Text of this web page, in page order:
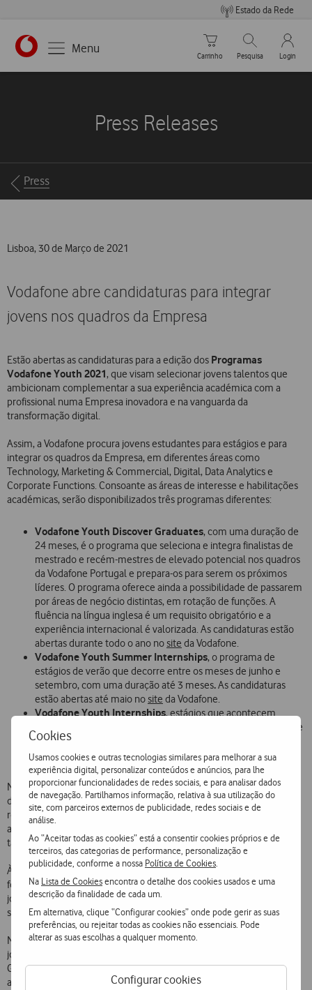
Cookies
Usamos cookies e outras tecnologias similares para melhorar a sua
experiência digital, personalizar conteúdos e anúncios, para lhe
proporcionar funcionalidades de redes sociais, e para analisar dados
de navegação. Partilhamos informação, relativa à sua utilização do
site, com parceiros externos de publicidade, redes sociais e de
análise.
Ao “Aceitar todas as cookies” está a consentir cookies próprios e de
terceiros, das categorias de performance, personalização e
publicidade, conforme a nossa Política de Cookies
Na Lista de Cookiesencontra o detalhe dos cookies usados e uma
descrição da finalidade de cada um.
Em alternativa, clique “Configurar cookies” onde pode gerir as suas
preferências, ou rejeitar todas as cookies não essenciais. Pode
alterar as suas escolhas a qualquer momento.
Configurar cookies
Estado da Rede
https://www.vodafone.pt
Menu
Carrinho de compras
Carrinho
Pesquisar
Pesquisa
My
Login
Press Releases
Breadcrumbs
Press
Lisboa, 30 de Março de 2021
Vodafone abre candidaturas para integrar
jovens nos quadros da Empresa
Estão abertas as candidaturas para a edição dos Programas
Vodafone Youth 2021, que visam selecionar jovens talentos que
ambicionam complementar a sua experiência académica com a
profissional numa Empresa inovadora e na vanguarda da
transformação digital.
Assim, a Vodafone procura jovens estudantes para estágios e para
integrar os quadros da Empresa, em diferentes áreas como
Technology, Marketing & Commercial, Digital, Data Analytics e
Corporate Functions. Consoante as áreas de interesse e habilitações
académicas, serão disponibilizados três programas diferentes:
Vodafone Youth Discover Graduates, com uma duração de
24 meses, é o programa que seleciona e integra finalistas de
mestrado e recém-mestres de elevado potencial nos quadros
da Vodafone Portugal e prepara-os para serem os próximos
líderes. O programa oferece ainda a possibilidade de passarem
por áreas de negócio distintas, em rotação de funções. A
fluência na língua inglesa é um requisito obrigatório e a
experiência internacional é valorizada. As candidaturas estão
abertas durante todo o ano no site da Vodafone.
Vodafone Youth Summer Internships, o programa de
estágios de verão que decorre entre os meses de junho e
setembro, com uma duração até 3 meses.As candidaturas
estão abertas até maio no site da Vodafone.
Vodafone Youth Internships, estágios que acontecem
durante o ano e pensados para estudantes de licenciatura e de
mestrado. As candidaturas estão abertas durante todo o ano
nositeda Vodafone.
Nos estágios Vodafone, os jovens são integrados em equipas
dinâmicas com projetos inovadores, onde terão a oportunidade de
responder a desafios reais e de propor as suas próprias ideias,
acompanhados por um mentor que os ajudará na execução das
tarefas diárias que lhes são propostas.
À semelhança de 2020, os estágios podem ser realizados num
formato 100% digital contribuindo também para a adaptação destes
jovens à nova realidade e às novas formas de trabalhar, sem perder o
sentimento de pertença à equipa e cultura Vodafone.
Nos últimos dez anos, a Vodafone Portugal integrou mais de 250
jovens nos quadros da Empresa no âmbito do programa Discover
Graduates e proporciona, anualmente, a experiência de estágio a
aproximadamente 30 estudantes de licenciatura e mestrado.